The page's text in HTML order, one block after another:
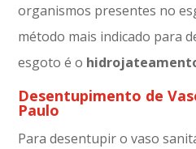
organismos presentes no
método mais indicado para
esgoto é o
Desentupimento de
Paulo
Para desentupir o vaso